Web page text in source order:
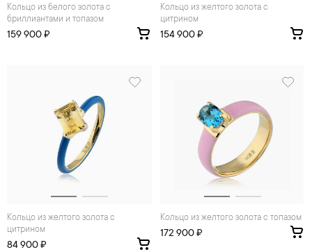
Кольцо из белого золота с
бриллиантами и топазом
159 900 ₽
Кольцо из желтого золота с
цитрином
154 900 ₽
Кольцо из желтого золота с
цитрином
84 900 ₽
Кольцо из желтого золота с топазом
172 900 ₽